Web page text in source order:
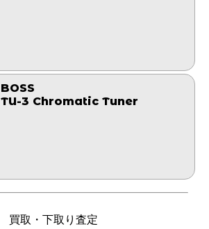
BOSS
TU-3 Chromatic Tuner
買取・下取り査定